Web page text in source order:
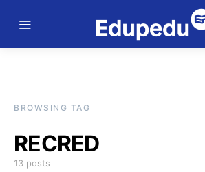
BROWSING TAG
RECRED
13 posts